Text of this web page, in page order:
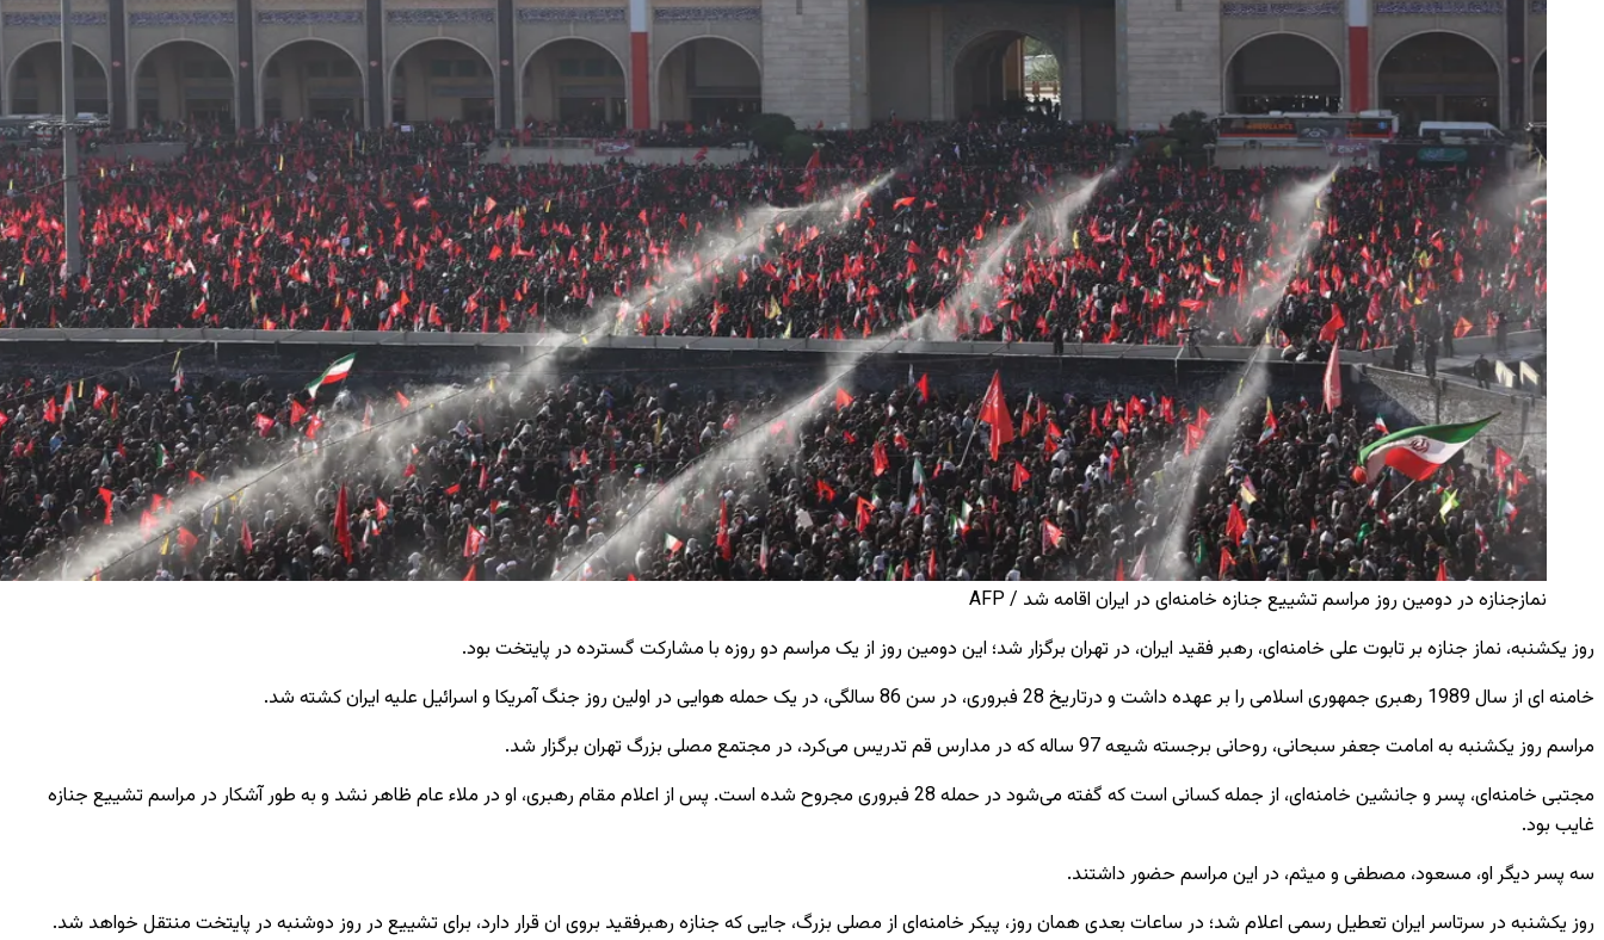
نمازجنازه در دومین روز مراسم تشییع جنازه خامنه‌ای در ایران اقامه شد / AFP
روز یکشنبه، نماز جنازه بر تابوت علی خامنه‌ای، رهبر فقید ایران، در تهران برگزار شد؛ این دومین روز از یک مراسم دو روزه با مشارکت گسترده در پایتخت بود.
خامنه ای از سال 1989 رهبری جمهوری اسلامی را بر عهده داشت و درتاریخ 28 فبروری، در سن 86 سالگی، در یک حمله هوایی در اولین روز جنگ آمریکا و اسرائیل علیه ایران کشته شد.
مراسم روز یکشنبه به امامت جعفر سبحانی، روحانی برجسته شیعه 97 ساله که در مدارس قم تدریس می‌کرد، در مجتمع مصلی بزرگ تهران برگزار شد.
مجتبی خامنه‌ای، پسر و جانشین خامنه‌ای، از جمله کسانی است که گفته می‌شود در حمله 28 فبروری مجروح شده است. پس از اعلام مقام رهبری، او در ملاء عام ظاهر نشد و به طور آشکار در مراسم تشییع جنازه
غایب بود.
سه پسر دیگر او، مسعود، مصطفی و میثم، در این مراسم حضور داشتند.
روز یکشنبه در سرتاسر ایران تعطیل رسمی اعلام شد؛ در ساعات بعدی همان روز، پیکر خامنه‌ای از مصلی بزرگ، جایی که جنازه رهبرفقید بروی ان قرار دارد، برای تشییع در روز دوشنبه در پایتخت منتقل خواهد شد.